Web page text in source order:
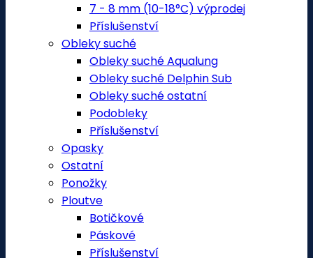
7 - 8 mm (10-18°C) výprodej
Příslušenství
Obleky suché
Obleky suché Aqualung
Obleky suché Delphin Sub
Obleky suché ostatní
Podobleky
Příslušenství
Opasky
Ostatní
Ponožky
Ploutve
Botičkové
Páskové
Příslušenství